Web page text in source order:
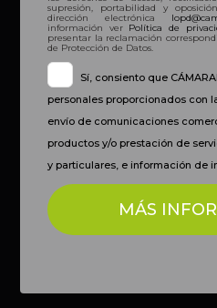
supresión, portabilidad y
dirección electrónica
información ver Política de
presentar la reclamación
de Protección de Datos.
Sí, consiento que
personales proporcionados con
envío de comunicaciones
productos y/o prestación de
y particulares, e información de